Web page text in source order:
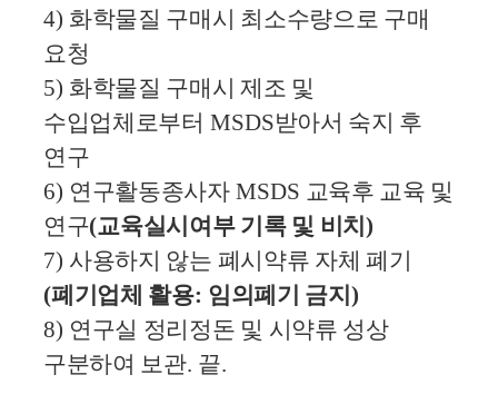
4) 화학물질 구매시 최소수량으로 구매
요청
5) 화학물질 구매시 제조 및
수입업체로부터 MSDS받아서 숙지 후
연구
6) 연구활동종사자 MSDS 교육후 교육 및
연구(교육실시여부 기록 및 비치)
7) 사용하지 않는 폐시약류 자체 폐기
(폐기업체 활용: 임의폐기 금지 )
8) 연구실 정리정돈 및 시약류 성상
구분하여 보관. 끝.